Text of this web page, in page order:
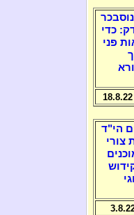
כדי
פני
הי"ד
צורי